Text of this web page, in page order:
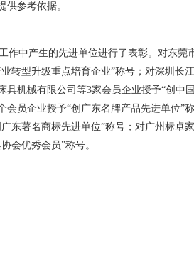
供参考依据。
作中产生的先进单位进行了表彰。对东莞
转型升级重点培育企业”称号；对深圳长
具机械有限公司等3家会员企业授予“创中
会员企业授予“创广东名牌产品先进单位”
东著名商标先进单位”称号；对广州标卓
会优秀会员”称号。
二O